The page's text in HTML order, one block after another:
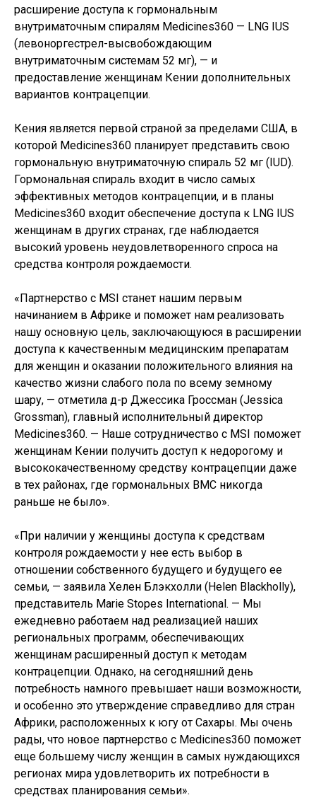
расширение доступа к гормональным
внутриматочным спиралям Medicines360 — LNG IUS
(левоноргестрел-высвобождающим
внутриматочным системам 52 мг), — и
предоставление женщинам Кении дополнительных
вариантов контрацепции.
Кения является первой страной за пределами США, в
которой Medicines360 планирует представить свою
гормональную внутриматочную спираль 52 мг (IUD).
Гормональная спираль входит в число самых
эффективных методов контрацепции, и в планы
Medicines360 входит обеспечение доступа к LNG IUS
женщинам в других странах, где наблюдается
высокий уровень неудовлетворенного спроса на
средства контроля рождаемости.
«Партнерство с MSI станет нашим первым
начинанием в Африке и поможет нам реализовать
нашу основную цель, заключающуюся в расширении
доступа к качественным медицинским препаратам
для женщин и оказании положительного влияния на
качество жизни слабого пола по всему земному
шару, — отметила д-р Джессика Гроссман (Jessica
Grossman), главный исполнительный директор
Medicines360. — Наше сотрудничество с MSI поможет
женщинам Кении получить доступ к недорогому и
высококачественному средству контрацепции даже
в тех районах, где гормональных ВМС никогда
раньше не было».
«При наличии у женщины доступа к средствам
контроля рождаемости у нее есть выбор в
отношении собственного будущего и будущего ее
семьи, — заявила Хелен Блэкхолли (Helen Blackholly),
представитель Marie Stopes International. — Мы
ежедневно работаем над реализацией наших
региональных программ, обеспечивающих
женщинам расширенный доступ к методам
контрацепции. Однако, на сегодняшний день
потребность намного превышает наши возможности,
и особенно это утверждение справедливо для стран
Африки, расположенных к югу от Сахары. Мы очень
рады, что новое партнерство с Medicines360 поможет
еще большему числу женщин в самых нуждающихся
регионах мира удовлетворить их потребности в
средствах планирования семьи».